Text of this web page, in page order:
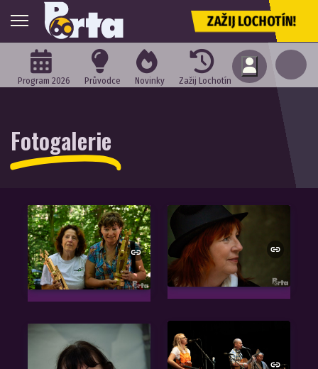
ZAŽIJ LOCHOTÍN!
Program 2026 Průvodce Novinky Zažij Lochotín
Fotogalerie